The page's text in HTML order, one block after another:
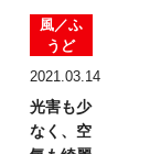
風／ふ
うど
2021.03.14
光害も少
なく、 空